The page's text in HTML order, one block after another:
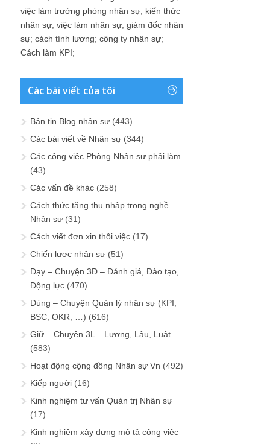
việc làm trưởng phòng nhân sự; kiến thức
nhân sự; việc làm nhân sự; giám đốc nhân
sự; cách tính lương; công ty nhân sự;
Cách làm KPI;
Các bài viết của tôi
Bản tin Blog nhân sự (443)
Các bài viết về Nhân sự (344)
Các công việc Phòng Nhân sự phải làm
(43)
Các vấn đề khác (258)
Cách thức tăng thu nhập trong nghề
Nhân sự (31)
Cách viết đơn xin thôi việc (17)
Chiến lược nhân sự (51)
Dạy – Chuyện 3Đ – Đánh giá, Đào tạo,
Động lực (470)
Dùng – Chuyện Quản lý nhân sự (KPI,
BSC, OKR, …) (616)
Giữ – Chuyện 3L – Lương, Lậu, Luật
(583)
Hoạt động cộng đồng Nhân sự Vn (492)
Kiếp người (16)
Kinh nghiệm tư vấn Quản trị Nhân sự
(17)
Kinh nghiệm xây dựng mô tả công việc